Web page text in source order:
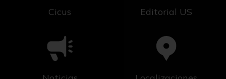
Cicus Editorial US